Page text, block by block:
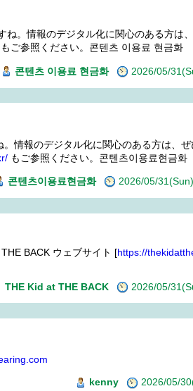
ね。情報のデジタル化に関心のある方は
もご参照ください。콘텐츠 이용료 현금화
콘텐츠 이용료 현금화 2026/05/
情報のデジタル化に関心のある方は、ぜ
もご参照ください。콘텐츠이용료현금화
콘텐츠이용료현금화 2026/05/
BACK ウェブサイト [https://
THE Kid at THE BACK
2026/05/
kenny 2026/05/